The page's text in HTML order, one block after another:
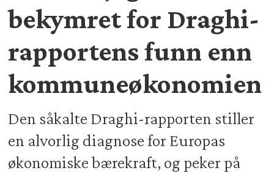
bekymret for Draghi-
rapportens funn enn
kommuneøkonomien
Den såkalte Draghi-rapporten stiller
en alvorlig diagnose for Europas
økonomiske bærekraft, og peker på